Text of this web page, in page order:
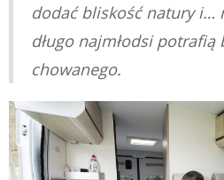
dodać bliskość natury i…
długo najmłodsi potrafią
chowanego.